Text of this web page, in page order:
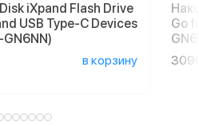
iXpand Flash Drive
USB Type-C Devices
в корзину
Go